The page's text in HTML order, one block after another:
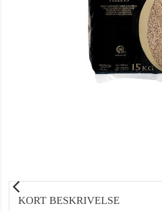
KORT BESKRIVELSE